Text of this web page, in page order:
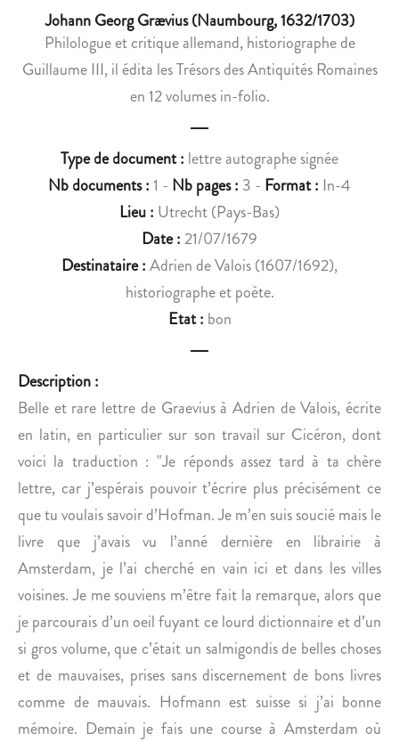
S
À
A
N
M
A
G
E
I
U
P
È
R
É
T
A
U
Johann Georg Grævius (Naumbourg, 1632/1703)
Philologue et critique allemand, historiographe de
Guillaume III, il édita les Trésors des Antiquités Romaines
en 12 volumes in-folio.
Type de document : lettre autographe signée
Nb documents :1 - Nb pages : 3 - Format : In-4
Lieu : Utrecht (Pays-Bas)
Date :21/07/1679
Destinataire :Adrien de Valois (1607/1692),
historiographe et poète.
Etat : bon
Description :
Belle et rare lettre de Graevius à Adrien de Valois, écrite
en latin, en particulier sur son travail sur Cicéron, dont
voici la traduction : "Je réponds assez tard à ta chère
lettre, car j’espérais pouvoir t’écrire plus précisément ce
que tu voulais savoir d’Hofman. Je m’en suis soucié mais le
livre que j’avais vu l’anné dernière en librairie à
Amsterdam, je l’ai cherché en vain ici et dans les villes
voisines. Je me souviens m’être fait la remarque, alors que
je parcourais d’un oeil fuyant ce lourd dictionnaire et d’un
si gros volume, que c’était un salmigondis de belles choses
et de mauvaises, prises sans discernement de bons livres
comme de mauvais. Hofmann est suisse si j’ai bonne
mémoire. Demain je fais une course à Amsterdam où